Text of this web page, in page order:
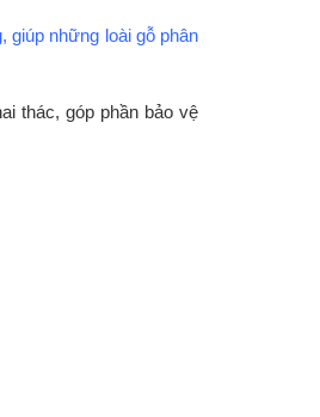
giúp những loài gỗ phân
thác, góp phần bảo vệ